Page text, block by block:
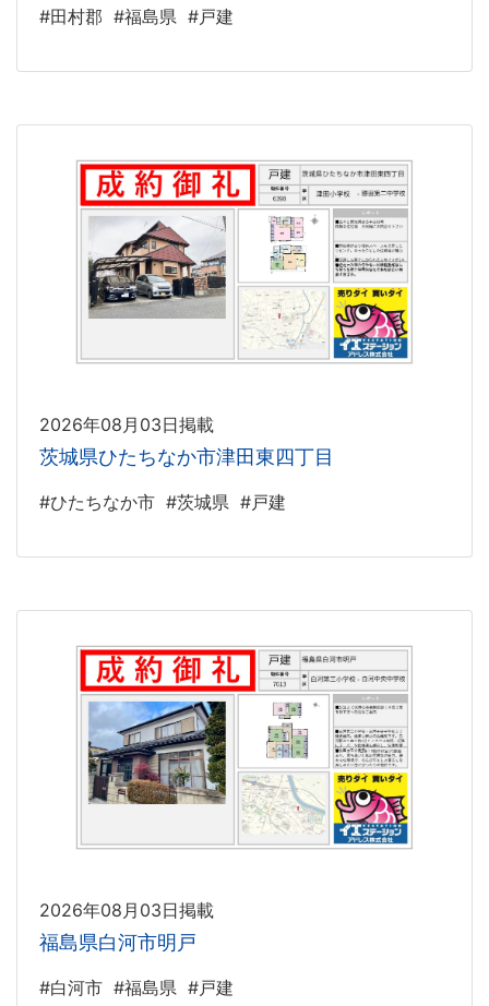
#田村郡 #福島県 #戸建
2026年08月03日掲載
茨城県ひたちなか市津田東四丁目
#ひたちなか市 #茨城県 #戸建
2026年08月03日掲載
福島県白河市明戸
#白河市 #福島県 #戸建